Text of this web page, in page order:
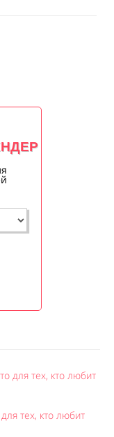
тех, кто любит